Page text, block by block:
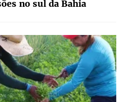
no sul da Bahia